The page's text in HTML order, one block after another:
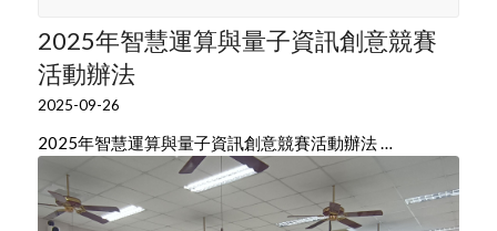
2025年智慧運算與量子資訊創意競賽
活動辦法
2025-09-26
2025年智慧運算與量子資訊創意競賽活動辦法 …